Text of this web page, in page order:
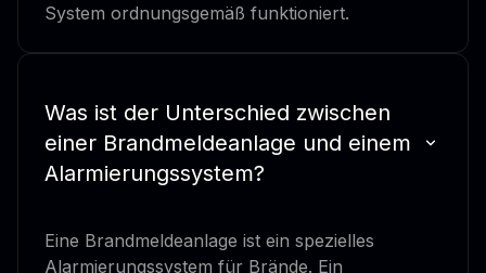
System ordnungsgemäß funktioniert.
Was ist der Unterschied zwischen
einer Brandmeldeanlage und einem
Alarmierungssystem?
Eine Brandmeldeanlage ist ein spezielles
Alarmierungssystem für Brände. Ein